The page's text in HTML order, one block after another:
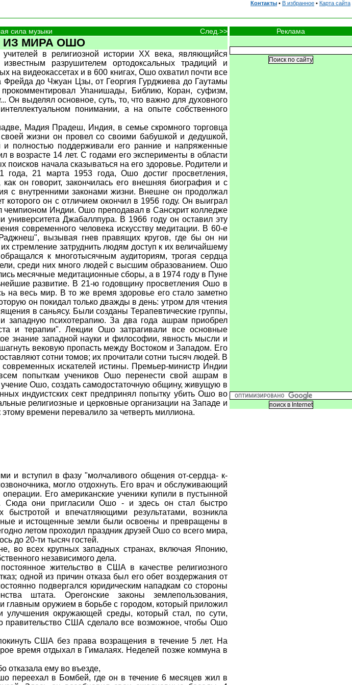
Контакты • В избранное • Карта сайта
сила музыки След.>>
ИЗ МИРА ОШО
в религиозной истории XX века, являющийся
разрушителем ортодоксальных традиций и
на видеокассетах и в 600 книгах, Ошо охватил почти все
Фрейда до Чжуан Цзы, от Георгия Гурджиева до Гаутамы
Упанишады, Библию, Коран, суфизм,
Он выделял основное, суть, то, что важно для духовного
понимании, а на опыте собственного
Мадия Прадеш, Индия, в семье скромного торговца
жизни он провел со своими бабушкой и дедушкой,
и полностью поддерживали его ранние и напряженные
возрасте 14 лет. С годами его эксперименты в области
поисков начала сказываться на его здоровье. Родители и
года, 21 марта 1953 года, Ошо достиг просветления,
он говорит, закончилась его внешняя биография и с
с внутренними законами жизни. Внешне он продолжал
которого он с отличием окончил в 1956 году. Он выиграл
чемпионом Индии. Ошо преподавал в Санскрит колледже
Джабаллпура. В 1966 году он оставил эту
современного человека искусству медитации. В 60-е
вызывая гнев правящих кругов, где бы он ни
стремление затруднить людям доступ к их величайшему
к многотысячным аудиториям, трогая сердца
среди них много людей с высшим образованием. Ошо
месячные медитационные сборы, а в 1974 году в Пуне
развитие. В 21-ю годовщину просветления Ошо в
весь мир. В то же время здоровье его стало заметно
он покидал только дважды в день: утром для чтения
в саньясу. Были созданы Терапевтические группы,
западную психотерапию. За два года ашрам приобрел
и терапии". Лекции Ошо затрагивали все основные
знание западной науки и философии, явность мысли и
вековую пропасть между Востоком и Западом. Его
сотни томов; их прочитали сотни тысяч людей. В
искателей истины. Премьер-министр Индии
попыткам учеников Ошо перенести свой ашрам в
Ошо, создать самодостаточную общину, живущую в
индуистских сект предпринял попытку убить Ошо во
религиозные и церковные организации на Западе и
времени перевалило за четверть миллиона.
и вступил в фазу "молчаливого общения от-сердца- к-
могло отдохнуть. Его врач и обслуживающий
Его американские ученики купили в пустынной
Сюда они пригласили Ошо - и здесь он стал быстро
и впечатляющими результатами, возникла
и истощенные земли были освоены и превращены в
летом проходил праздник друзей Ошо со всего мира,
до 20-ти тысяч гостей.
во всех крупных западных странах, включая Японию,
независимого дела.
жительство в США в качестве религиозного
одной из причин отказа был его обет воздержания от
подвергался юридическим нападкам со стороны
штата. Орегонские законы землепользования,
оружием в борьбе с городом, который приложил
окружающей среды, который стал, по сути,
правительство США сделало все возможное, чтобы Ошо
США без права возращения в течение 5 лет. На
время отдыхал в Гималаях. Неделей позже коммуна в
отказала ему во въезде,
переехал в Бомбей, где он в течение 6 месяцев жил в
Реклама